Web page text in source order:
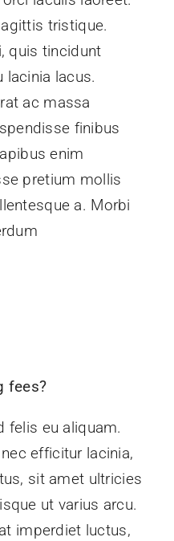
tristique.
quis tincidunt
lacinia lacus.
ac massa
finibus
enim
pretium mollis
a. Morbi
fees?
felis eu aliquam.
efficitur lacinia,
sit amet ultricies
ut varius arcu.
imperdiet luctus,